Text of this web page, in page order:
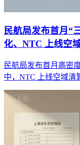
民航局发布首月“
化、NTC 上线空
民航局发布首月高密
中，NTC 上线空域清